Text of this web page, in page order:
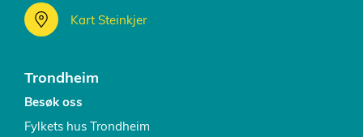
Kart Steinkjer
Trondheim
Besøk oss
Fylkets hus Trondheim